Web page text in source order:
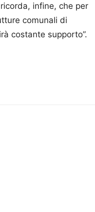
infine, che per
comunali di
costante supporto”.